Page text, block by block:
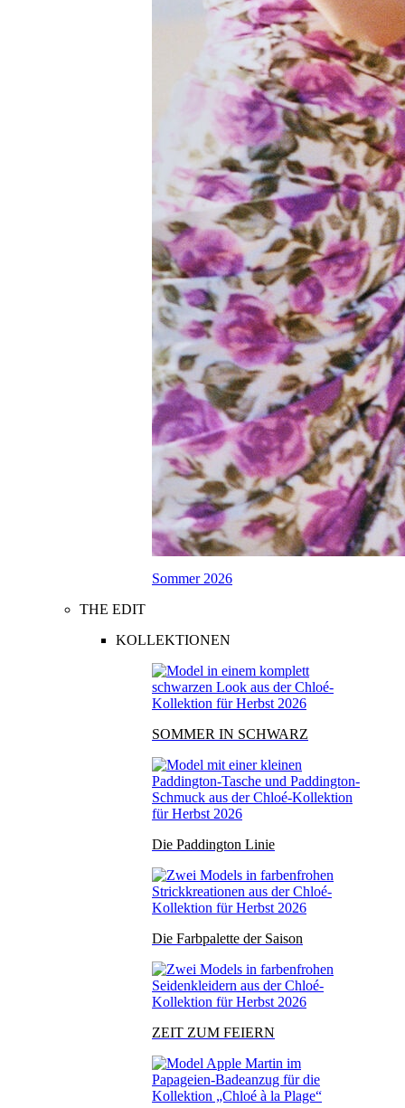
Sommer 2026
THE EDIT
KOLLEKTIONEN
SOMMER IN SCHWARZ
Die Paddington Linie
Die Farbpalette der Saison
ZEIT ZUM FEIERN